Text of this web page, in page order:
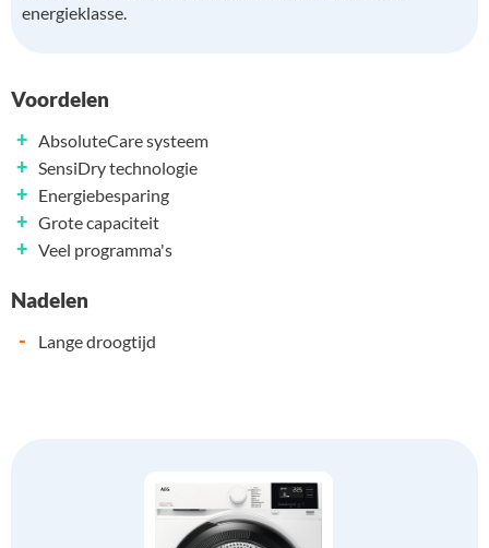
energieklasse.
Voordelen
+ AbsoluteCare systeem
+ SensiDry technologie
+ Energiebesparing
+ Grote capaciteit
+ Veel programma's
Nadelen
- Lange droogtijd